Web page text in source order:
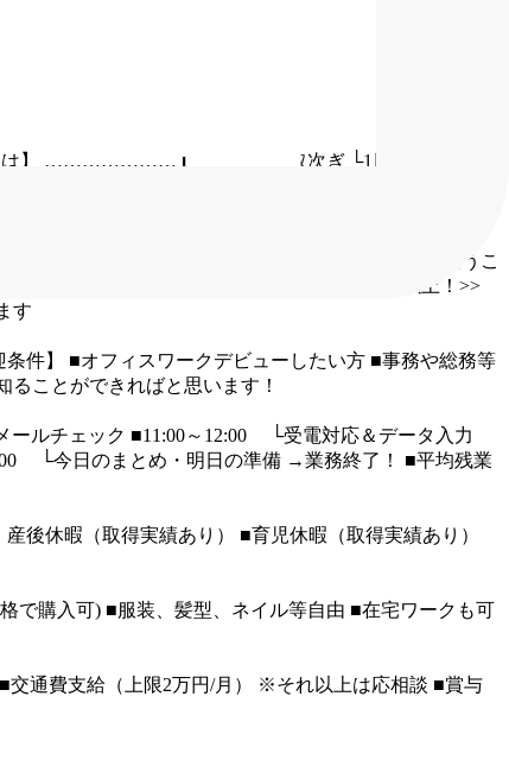
】 ………………… ■受電対応、取次ぎ └1日10件程と対
流行を追うこ
<<定着率95％以上！>>
す
条件】 ■オフィスワークデビューしたい方 ■事務や総務等
ることができればと思います！
ールチェック ■11:00～12:00
└受電対応＆データ入力
└今日のまとめ・明日の準備 →業務終了！
■平均残業
産後休暇（取得実績あり）
■育児休暇（取得実績あり）
で購入可) ■服装、髪型、ネイル等自由 ■在宅ワークも可
■交通費支給（上限2万円/月） ※それ以上は応相談 ■賞与